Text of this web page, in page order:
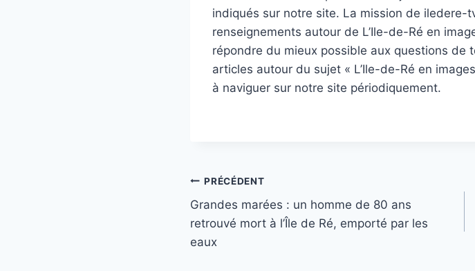
indiqués sur notre site. La mission de iledere-
renseignements autour de L’Ile-de-Ré en
répondre du mieux possible aux questions de
articles autour du sujet « L’Ile-de-Ré en
à naviguer sur notre site périodiquement.
Navigation
de
l’article
PRÉCÉDENT
Grandes marées : un homme de 80 ans
retrouvé mort à l’Île de Ré, emporté par les
eaux